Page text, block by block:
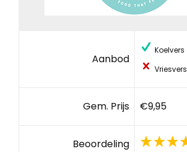
Aanbod
Koelvers
Vriesvers
Gem. Prijs €9,95
Beoordeling